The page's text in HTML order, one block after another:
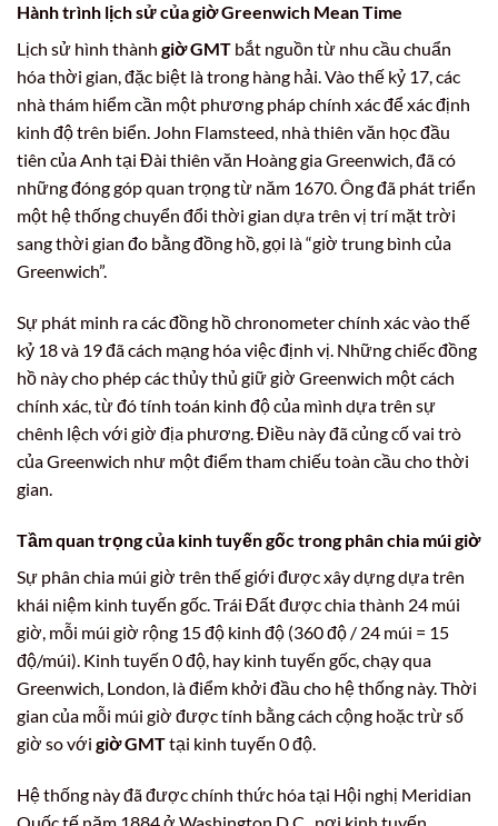
Hành trình lịch sử của giờ Greenwich Mean Time
Lịch sử hình thành giờ GMT bắt nguồn từ nhu cầu chuẩn
hóa thời gian, đặc biệt là trong hàng hải. Vào thế kỷ 17, các
nhà thám hiểm cần một phương pháp chính xác để xác định
kinh độ trên biển. John Flamsteed, nhà thiên văn học đầu
tiên của Anh tại Đài thiên văn Hoàng gia Greenwich, đã có
những đóng góp quan trọng từ năm 1670. Ông đã phát triển
một hệ thống chuyển đổi thời gian dựa trên vị trí mặt trời
sang thời gian đo bằng đồng hồ, gọi là “giờ trung bình của
Greenwich”.
Sự phát minh ra các đồng hồ chronometer chính xác vào thế
kỷ 18 và 19 đã cách mạng hóa việc định vị. Những chiếc đồng
hồ này cho phép các thủy thủ giữ giờ Greenwich một cách
chính xác, từ đó tính toán kinh độ của mình dựa trên sự
chênh lệch với giờ địa phương. Điều này đã củng cố vai trò
của Greenwich như một điểm tham chiếu toàn cầu cho thời
gian.
Tầm quan trọng của kinh tuyến gốc trong phân chia múi giờ
Sự phân chia múi giờ trên thế giới được xây dựng dựa trên
khái niệm kinh tuyến gốc. Trái Đất được chia thành 24 múi
giờ, mỗi múi giờ rộng 15 độ kinh độ (360 độ / 24 múi = 15
độ/múi). Kinh tuyến 0 độ, hay kinh tuyến gốc, chạy qua
Greenwich, London, là điểm khởi đầu cho hệ thống này. Thời
gian của mỗi múi giờ được tính bằng cách cộng hoặc trừ số
giờ so với giờ GMTtại kinh tuyến 0 độ.
Hệ thống này đã được chính thức hóa tại Hội nghị Meridian
Quốc tế năm 1884 ở Washington D.C., nơi kinh tuyến